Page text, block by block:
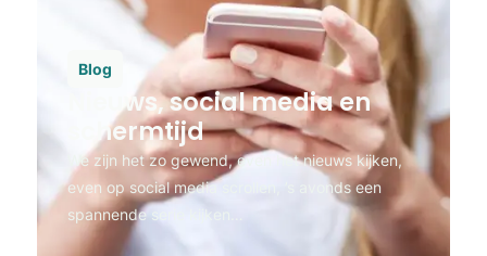
Blog
Nieuws, social media en
schermtijd
We zijn het zo gewend, even het nieuws kijken,
even op social media scrollen, ’s avonds een
spannende serie kijken…